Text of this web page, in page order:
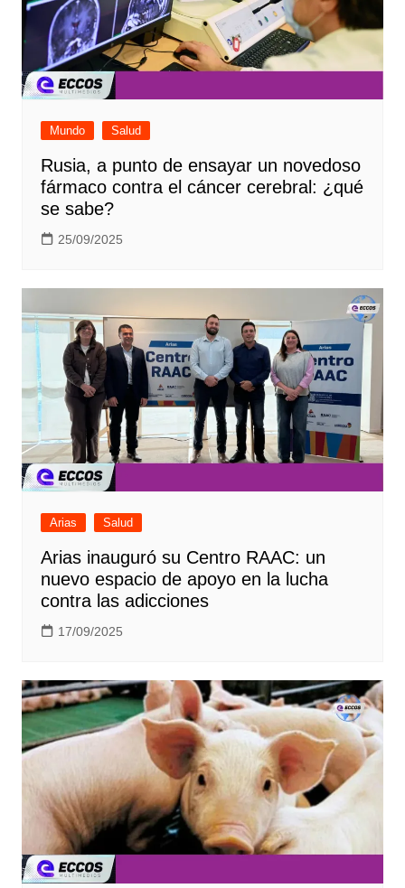
Mundo Salud
Rusia, a punto de ensayar un novedoso
fármaco contra el cáncer cerebral: ¿qué
se sabe?
25/09/2025
Arias Salud
Arias inauguró su Centro RAAC: un
nuevo espacio de apoyo en la lucha
contra las adicciones
17/09/2025